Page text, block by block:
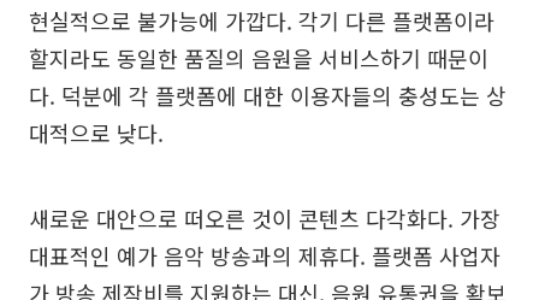
현실적으로 불가능에 가깝다. 각기 다른 플랫폼이라
할지라도 동일한 품질의 음원을 서비스하기 때문이
다. 덕분에 각 플랫폼에 대한 이용자들의 충성도는 상
대적으로 낮다.
새로운 대안으로 떠오른 것이 콘텐츠 다각화다. 가장
대표적인 예가 음악 방송과의 제휴다. 플랫폼 사업자
가 방송 제작비를 지원하는 대신, 음원 유통권을 확보